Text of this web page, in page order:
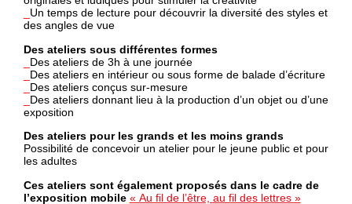
Un temps de lecture pour découvrir la diversité des styles et
des angles de vue
Des ateliers sous différentes formes
Des ateliers de 3h à une journée
Des ateliers en intérieur ou sous forme de balade d’écriture
Des ateliers conçus sur-mesure
Des ateliers donnant lieu à la production d’un objet ou d’une
exposition
Des ateliers pour les grands et les moins grands
Possibilité de concevoir un atelier pour le jeune public et pour
les adultes
Ces ateliers sont également proposés dans le cadre de
l’exposition mobile « Au fil de l’être, au fil des lettres »